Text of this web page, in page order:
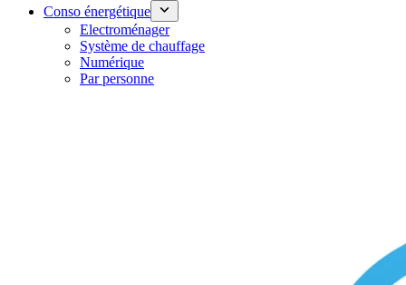
Conso énergétique
Electroménager
Système de chauffage
Numérique
Par personne